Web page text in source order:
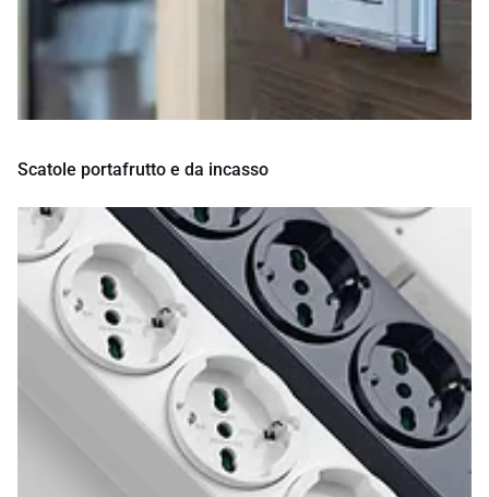
Scatole portafrutto e da incasso